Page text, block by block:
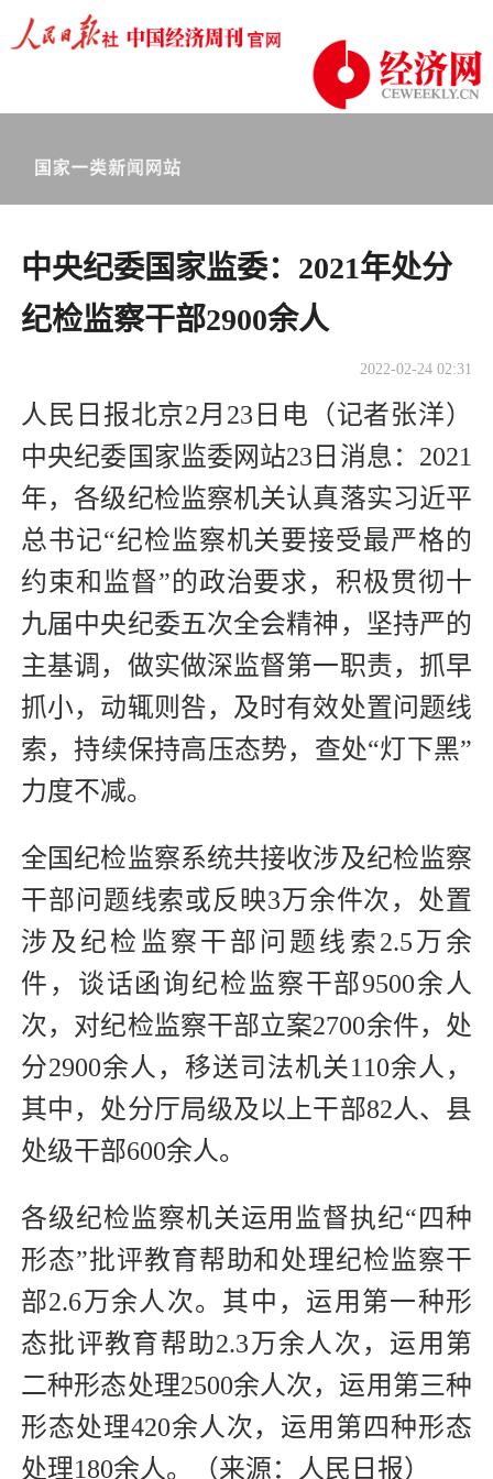
中央纪委国家监委：2021年处分
纪检监察干部2900余人
2022-02-24 02:31
人民日报北京2月23日电（记者张洋）
中央纪委国家监委网站23日消息：2021
年，各级纪检监察机关认真落实习近平
总书记“纪检监察机关要接受最严格的
约束和监督”的政治要求，积极贯彻十
九届中央纪委五次全会精神，坚持严的
主基调，做实做深监督第一职责，抓早
抓小，动辄则咎，及时有效处置问题线
索，持续保持高压态势，查处“灯下黑”
力度不减。
全国纪检监察系统共接收涉及纪检监察
干部问题线索或反映3万余件次，处置
涉及纪检监察干部问题线索2.5万余
件，谈话函询纪检监察干部9500余人
次，对纪检监察干部立案2700余件，处
分2900余人，移送司法机关110余人，
其中，处分厅局级及以上干部82人、县
处级干部600余人。
各级纪检监察机关运用监督执纪“四种
形态”批评教育帮助和处理纪检监察干
部2.6万余人次。其中，运用第一种形
态批评教育帮助2.3万余人次，运用第
二种形态处理2500余人次，运用第三种
形态处理420余人次，运用第四种形态
处理180余人。（来源：人民日报）